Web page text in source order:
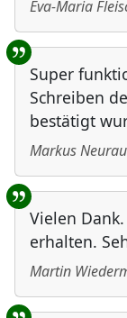
Eva-Maria
Super
Schreiben
bestätigt
Markus
Vielen
erhalten.
Martin